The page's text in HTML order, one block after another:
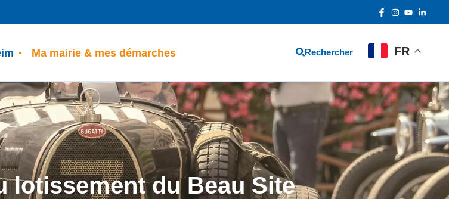
Ma mairie & mes démarches Rechercher FR
lotissement du Beau Site